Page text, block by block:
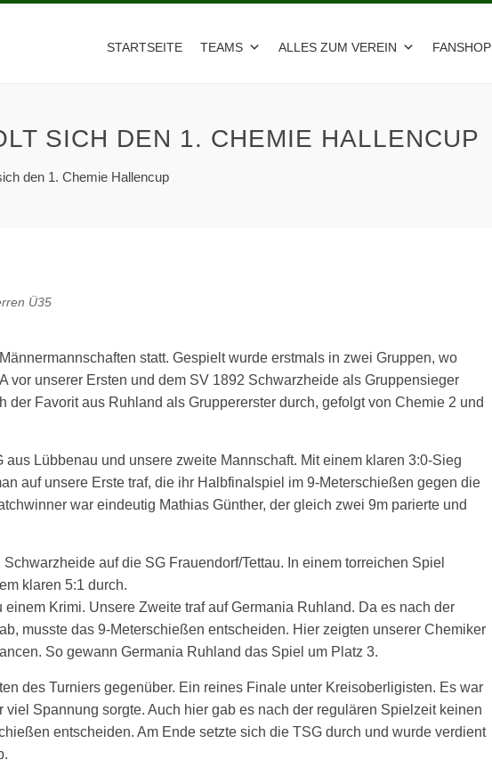
STARTSEITE TEAMS ALLES ZUM VEREIN FANSHOP
SICH DEN 1. CHEMIE HALLENCUP
den 1. Chemie Hallencup
Ü35
statt. Gespielt wurde erstmals in zwei Gruppen, wo
vor unserer Ersten und dem SV 1892 Schwarzheide als Gruppensieger
der Favorit aus Ruhland als Gruppererster durch, gefolgt von Chemie 2 und
Lübbenau und unsere zweite Mannschaft. Mit einem klaren 3:0-Sieg
auf unsere Erste traf, die ihr Halbfinalspiel im 9-Meterschießen gegen die
war eindeutig Mathias Günther, der gleich zwei 9m parierte und
auf die SG Frauendorf/Tettau. In einem torreichen Spiel
klaren 5:1 durch.
Krimi. Unsere Zweite traf auf Germania Ruhland. Da es nach der
musste das 9-Meterschießen entscheiden. Hier zeigten unserer Chemiker
So gewann Germania Ruhland das Spiel um Platz 3.
des Turniers gegenüber. Ein reines Finale unter Kreisoberligisten. Es war
Spannung sorgte. Auch hier gab es nach der regulären Spielzeit keinen
entscheiden. Am Ende setzte sich die TSG durch und wurde verdient